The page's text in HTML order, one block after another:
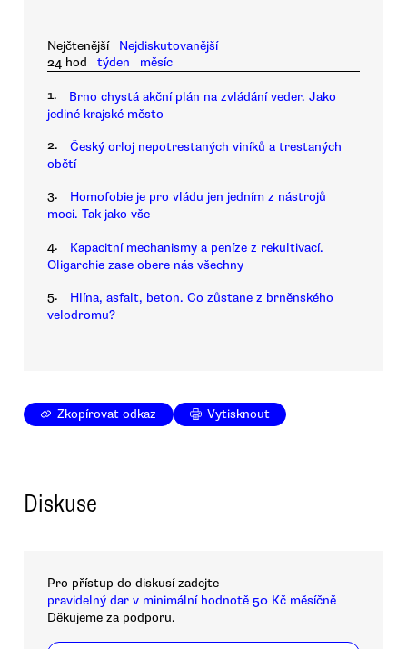
Nejčtenější
Nejdiskutovanější
24 hod
týden měsíc
1.
Brno chystá akční plán na zvládání veder. Jako
jediné krajské město
2.
Český orloj nepotrestaných viníků a trestaných
obětí
3.
Homofobie je pro vládu jen jedním z nástrojů
moci. Tak jako vše
4.
Kapacitní mechanismy a peníze z rekultivací.
Oligarchie zase obere nás všechny
5.
Hlína, asfalt, beton. Co zůstane z brněnského
velodromu?
Zkopírovat odkaz Vytisknout
Diskuse
Pro přístup do diskusí zadejte
pravidelný dar v minimální hodnotě 50 Kč měsíčně
Děkujeme za podporu.